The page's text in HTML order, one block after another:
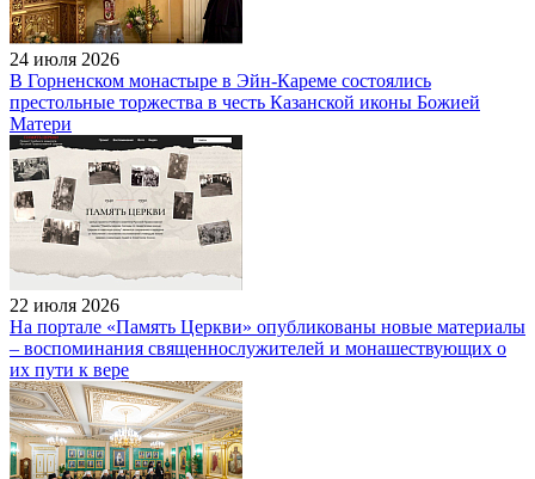
24 июля 2026
В Горненском монастыре в Эйн-Кареме состоялись
престольные торжества в честь Казанской иконы Божией
Матери
22 июля 2026
На портале «Память Церкви» опубликованы новые материалы
– воспоминания священнослужителей и монашествующих о
их пути к вере